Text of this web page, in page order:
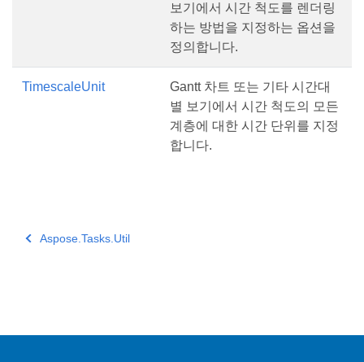
보기에서 시간 척도를 렌더링
하는 방법을 지정하는 옵션을
정의합니다.
TimescaleUnit
Gantt 차트 또는 기타 시간대
별 보기에서 시간 척도의 모든
계층에 대한 시간 단위를 지정
합니다.
Aspose.Tasks.Util